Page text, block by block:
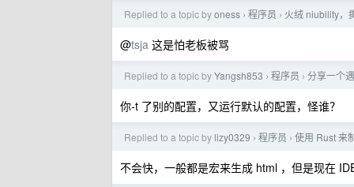
Replied to a topic byoness › 程序员 › 火绒 niubility，
@tsja 这是怕老板被骂
Replied to a topic byYangsh853 › 程序员 › 分享一个
你-t 了别的配置，又运行默认的配置，怪谁？
Replied to a topic by lizy0329 › 程序员 › 使用 Rust 来
不会快，一般都是宏来生成 html ，但是现在